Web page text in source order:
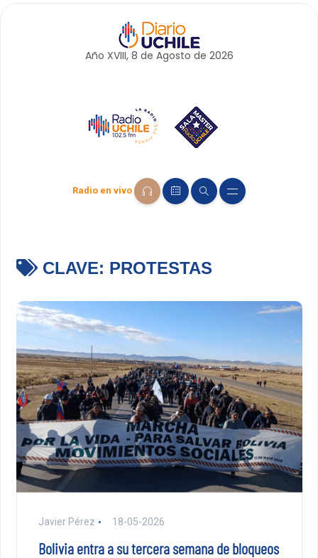
Año XVIII, 8 de Agosto de 2026
Radio en vivo
CLAVE: PROTESTAS
Javier Pérez 18-05-2026
Bolivia entra a su tercera semana de bloqueos